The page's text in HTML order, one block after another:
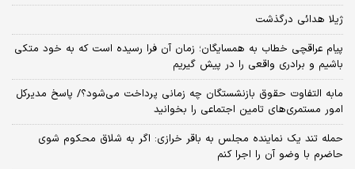
ژیلا هدائی درگذشت
پیام عراقچی خطاب به همسایگان؛ زمان آن فرا رسیده است که به خود متکی
باشیم و برادری واقعی را در پیش گیریم
مابه التفاوت حقوق بازنشستگان چه زمانی پرداخت می‌شود؟/ پاسخ مدیرکل
امور مستمری‌های تامین اجتماعی را بخوانید
حمله تند یک نماینده مجلس به باقر خرازی: اگر به شلاق محکوم شوی
حاضرم با وضو آن را اجرا کنم